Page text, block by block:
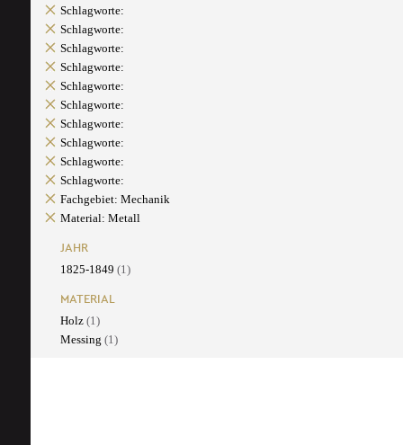
Schlagworte:
Schlagworte:
Schlagworte:
Schlagworte:
Schlagworte:
Schlagworte:
Schlagworte:
Schlagworte:
Schlagworte:
Schlagworte:
Fachgebiet: Mechanik
Material: Metall
JAHR
1825-1849 (1)
MATERIAL
Holz (1)
Messing (1)